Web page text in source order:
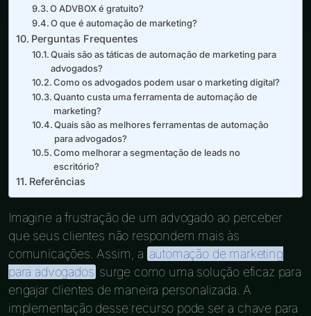
O ADVBOX é gratuito?
O que é automação de marketing?
Perguntas Frequentes
Quais são as táticas de automação de marketing para
advogados?
Como os advogados podem usar o marketing digital?
Quanto custa uma ferramenta de automação de
marketing?
Quais são as melhores ferramentas de automação
para advogados?
Como melhorar a segmentação de leads no
escritório?
Referências
Imagine a frustração de um advogado ao perceber
que seus clientes não respondem mais às
comunicações. Assim, a automação de marketing
para advogados surge como uma solução eficaz para
engajar clientes de maneira personalizada. A
implementação desse recurso pode ser a chave para